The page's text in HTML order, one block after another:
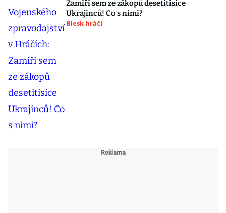
Zamíří sem ze zákopů desetitisíce
Ukrajinců! Co s nimi?
Blesk hráči